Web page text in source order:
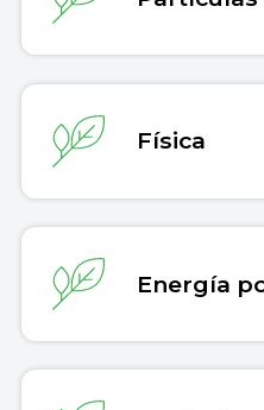
Física
Energía